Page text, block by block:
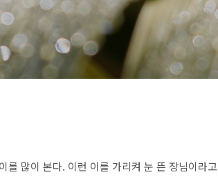
를 많이 본다. 이런 이를 가리켜 눈 뜬 장님이라고